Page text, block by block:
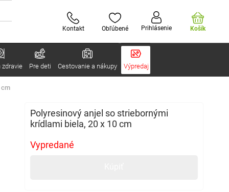
Kontakt Obľúbené Prihlásenie Košík
zdravie Pre deti Cestovanie a nákupy Výpredaj
cm
Polyresinový anjel so striebornými
krídlami biela, 20 x 10 cm
Vypredané